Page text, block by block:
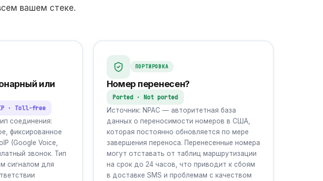
вашем стеке.
или
· Toll-free
соединения:
фиксированное
(Google Voice,
звонок. Тип
сигналом для
ПОРТИРОВКА
Номер перенесен?
Ported · Not ported
Источник: NPAC — авторитетная база
данных о переносимости номеров в США,
которая постоянно обновляется по мере
завершения переноса. Перенесенные номера
могут отставать от таблиц маршрутизации
на срок до 24 часов, что приводит к сбоям
в доставке SMS и проблемам с качеством